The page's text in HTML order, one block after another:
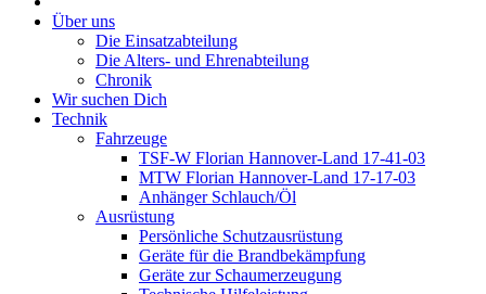
Über uns
Die Einsatzabteilung
Die Alters- und Ehrenabteilung
Chronik
Wir suchen Dich
Technik
Fahrzeuge
TSF-W Florian Hannover-Land 17-41-03
MTW Florian Hannover-Land 17-17-03
Anhänger Schlauch/Öl
Ausrüstung
Persönliche Schutzausrüstung
Geräte für die Brandbekämpfung
Geräte zur Schaumerzeugung